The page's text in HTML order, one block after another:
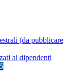
(da pubblicare
ai dipendenti